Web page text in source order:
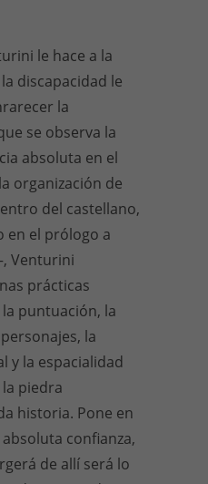
le hace a la
discapacidad le
la
se observa la
absoluta en el
organización de
del castellano,
en el prólogo a
Venturini
prácticas
puntuación, la
la
y la espacialidad
piedra
historia. Pone en
confianza,
de allí será lo